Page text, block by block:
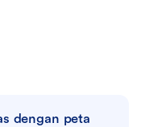
dengan peta